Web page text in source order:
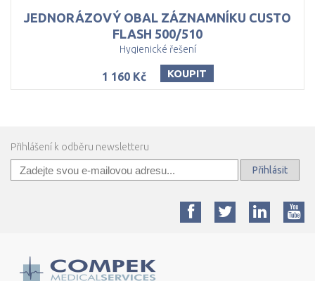
JEDNORÁZOVÝ OBAL ZÁZNAMNÍKU CUSTO
FLASH 500/510
Hygienické řešení
1 160 Kč KOUPIT
Přihlášení k odběru newsletteru
Přihlásit